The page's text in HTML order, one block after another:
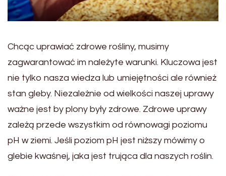
Chcąc uprawiać zdrowe rośliny, musimy
zagwarantować im należyte warunki. Kluczowa jest
nie tylko nasza wiedza lub umiejętności ale również
stan gleby. Niezależnie od wielkości naszej uprawy
ważne jest by plony były zdrowe. Zdrowe uprawy
zależą przede wszystkim od równowagi poziomu
pH w ziemi. Jeśli poziom pH jest niższy mówimy o
glebie kwaśnej, jaka jest trująca dla naszych roślin.